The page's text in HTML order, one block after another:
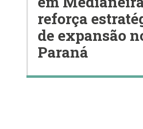
reforça
de expansão
Paraná